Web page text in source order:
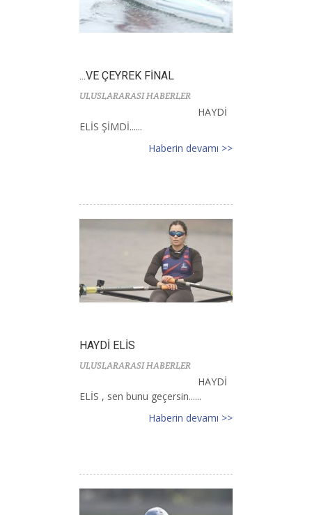
...VE ÇEYREK FİNAL
ULUSLARARASI HABERLER
HAYDİ
ELİS ŞİMDİ......
Haberin devamı >>
HAYDİ ELİS
ULUSLARARASI HABERLER
HAYDİ
ELİS , sen bunu geçersin......
Haberin devamı >>